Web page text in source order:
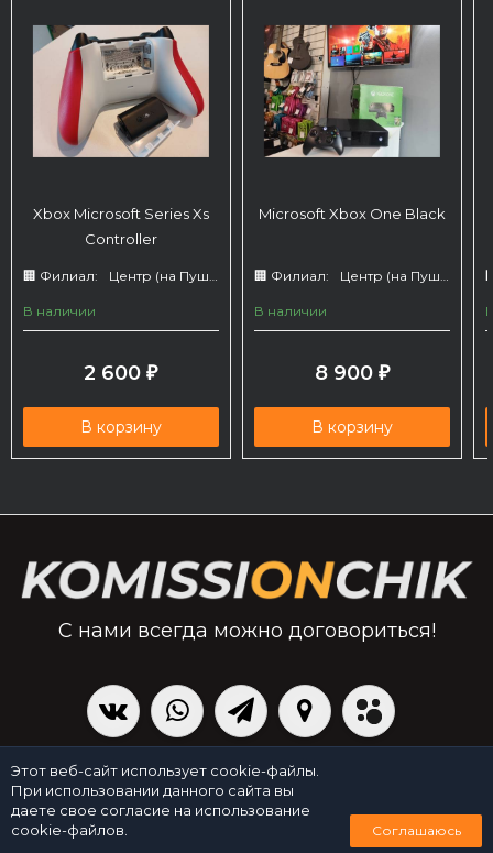
Xbox Microsoft Series Xs
Controller
🏢 Филиал: Центр (на Пушкина 66)
В наличии
2 600 ₽
В корзину
Microsoft Xbox One Black
🏢 Филиал: Центр (на Пушкина 66)
В наличии
8 900 ₽
В корзину
С нами всегда можно договориться!
Политика персональных данных | Создано командой x³.run
0
Этот веб-сайт использует cookie-файлы.
При использовании данного сайта вы
даете свое согласие на использование
cookie-файлов.
Соглашаюсь